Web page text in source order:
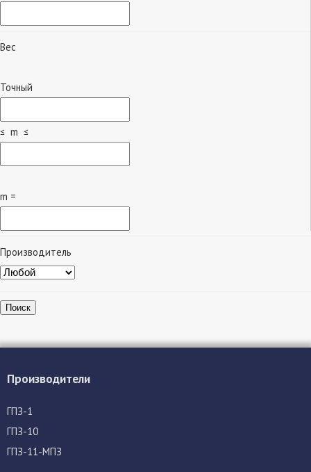
Вес
Точный
≤ m ≤
m =
Производитель
Поиск
Производители
ГПЗ-1
ГПЗ-10
ГПЗ-11-МПЗ